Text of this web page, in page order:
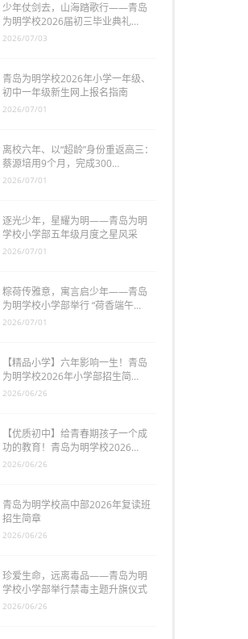
少年仗剑去，山海踏歌行——青岛
为明学校2026届初三毕业典礼…
2026/07/03
青岛为明学校2026年小学一年级、
初中一年级新生网上报名指南
2026/07/01
离校六年、以“超龄”身份重返高三：
蔡源培用9个月，完成300…
2026/07/01
逐光少年，星耀为明——青岛为明
学校小学部五年级月度之星风采
2026/07/01
粽荷传雅意，寓言启少年——青岛
为明学校小学部举行 “荷香端午…
2026/07/01
【精品小学】六年影响一生！青岛
为明学校2026年小学部招生简…
2026/06/26
【优质初中】给青春期孩子一个成
功的教育！青岛为明学校2026…
2026/06/26
青岛为明学校高中部2026年复读班
招生简章
2026/06/26
珍爱生命，远离毒品——青岛为明
学校小学部举行禁毒主题升旗仪式
2026/06/26